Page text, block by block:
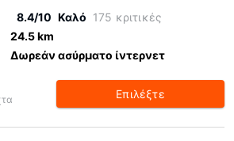
8.4/10 Καλό 175 κριτικές
24.5 km
Δωρεάν ασύρματο ίντερνετ
Επιλέξτε